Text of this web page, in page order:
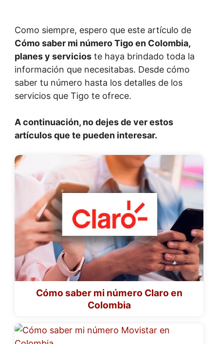
Como siempre, espero que este artículo de
Cómo saber mi número Tigo en Colombia,
planes y servicios te haya brindado toda la
información que necesitabas. Desde cómo
saber tu número hasta los detalles de los
servicios que Tigo te ofrece.
A continuación, no dejes de ver estos
artículos que te pueden interesar.
Cómo saber mi número Claro en
Colombia